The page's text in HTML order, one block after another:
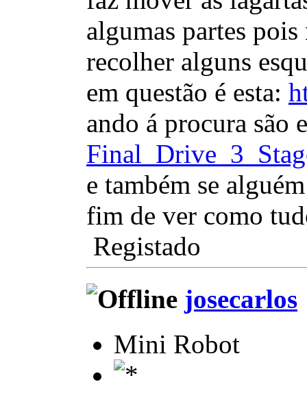
algumas partes
recolher alguns
em questão é esta:
ando á procura são
e também se
fim de ver como
Registado
josecarlos
Mini Robot